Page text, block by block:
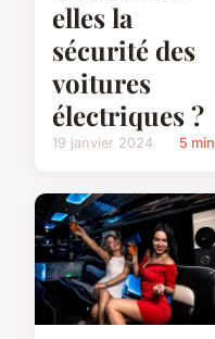
elles la
sécurité des
voitures
électriques ?
19 janvier 2024 5 min